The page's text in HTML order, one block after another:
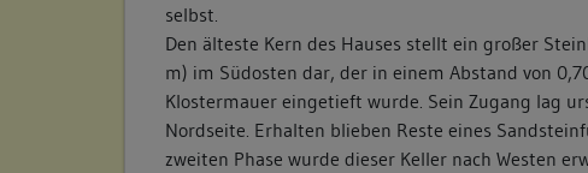
selbst.
Den älteste Kern des Hauses stellt ein großer
m) im Südosten dar, der in einem Abstand von
Klostermauer eingetieft wurde. Sein Zugang lag
Nordseite. Erhalten blieben Reste eines
zweiten Phase wurde dieser Keller nach Westen